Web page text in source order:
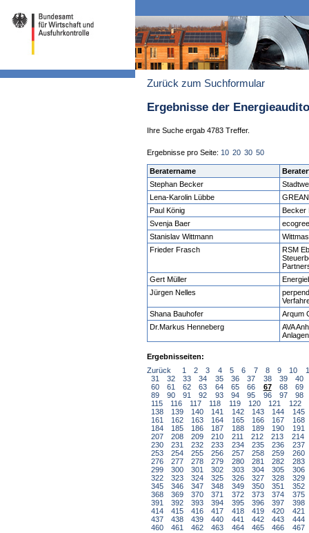
Zurück zum Suchformular
Ergebnisse der
Ihre Suche ergab 4783 Treffer.
Ergebnisse pro Seite: 10 20 30 50
Beratername
Stephan Becker
Lena-Karolin Lübbe
Paul König
Becker
Svenja Baer
Stanislav Wittmann
Frieder Frasch
RSM
Gert Müller
Jürgen Nelles
Shana Bauhofer
Arqum
Dr.Markus Henneberg
AVA
Ergebnisseiten:
Zurück
1 2 3 4 5 6 7 8 9 10
31
32 33 34 35 36 37 38 39
40
60
61 62 63 64 65 66 67 68
69
89
90 91 92 93 94 95 96 97
98
115
116 117 118 119 120 121 122
138
139 140 141 142 143 144
145
161
162 163 164 165 166 167
168
184
185 186 187 188 189 190
191
207
208 209 210 211 212 213
214
230
231 232 233 234 235 236
237
253
254 255 256 257 258 259
260
276
277 278 279 280 281 282
283
299
300 301 302 303 304 305
306
322
323 324 325 326 327 328
329
345
346 347 348 349 350 351
352
368
369 370 371 372 373 374
375
391
392 393 394 395 396 397
398
414
415 416 417 418 419 420
421
437
438 439 440 441 442 443
444
460
461 462 463 464 465 466 467